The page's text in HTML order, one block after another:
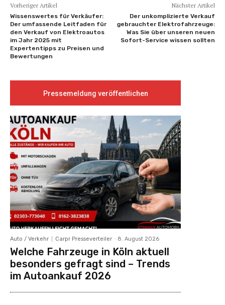
Vorheriger Artikel
Wissenswertes für Verkäufer:
Der umfassende Leitfaden für
den Verkauf von Elektroautos
im Jahr 2025 mit
Expertentipps zu Preisen und
Bewertungen
Nächster Artikel
Der unkomplizierte Verkauf
gebrauchter Elektrofahrzeuge:
Was Sie über unseren neuen
Sofort-Service wissen sollten
Pressemeldung veröffentlichen
Auto / Verkehr Carpr Presseverteiler - 8. August 2026
Welche Fahrzeuge in Köln aktuell
besonders gefragt sind – Trends
im Autoankauf 2026